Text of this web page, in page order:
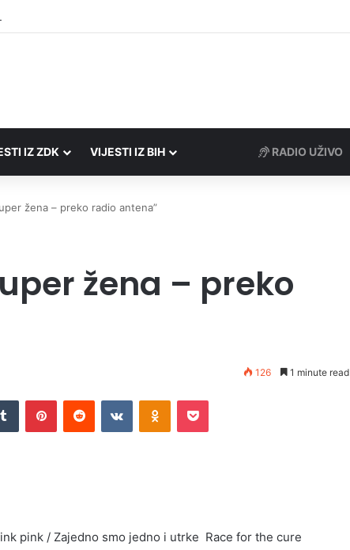
društvima podrška u iznosu od 138.000 KM
IZ ZDK VIJESTI IZ BIH RADIO UŽIVO
žena – preko radio antena”
žena – preko
126 1 minute read
Tumblr PinterestReddit VKontakteOdnoklassniki
Pocket
pink / Zajedno smo jedno i utrke Race for the cure